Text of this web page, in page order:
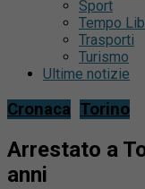
Sport
Tempo
Trasporti
Turismo
Ultime notizie
Cronaca Torino
Arrestato a
anni